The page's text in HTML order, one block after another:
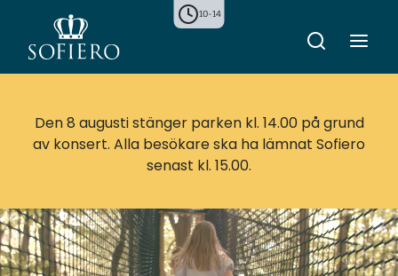
10-14
Den 8 augusti stänger parken kl. 14.00 på grund
av konsert. Alla besökare ska ha lämnat Sofiero
senast kl. 15.00.